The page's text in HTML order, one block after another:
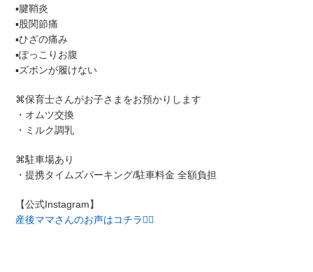
▪︎腱鞘炎
▪︎股関節痛
▪︎ひざの痛み
▪︎ぽっこりお腹
▪︎ズボンが履けない
⌘保育士さんがお子さまをお預かりします
・オムツ交換
・ミルク調乳
⌘駐車場あり
・提携タイムズパーキング/駐車料金 全額負担
【公式Instagram】
産後ママさんのお声はコチラ💁‍♀️